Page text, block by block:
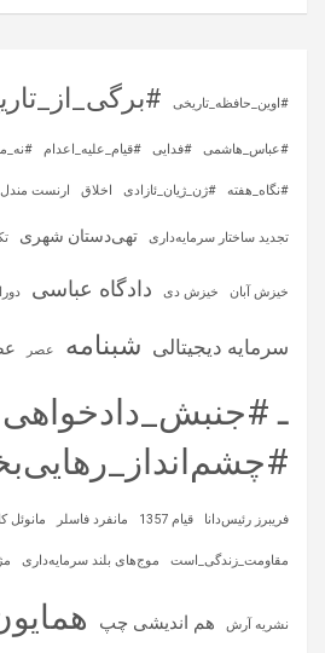
#اوین_حافظه_تاریخی
#عباس_هاشمی #فدایی #قیام_علیه_اعدام
#نگاه_هفته #ژن_ژیان_ئازادی اخلاق ارنست مندل
تجدید ساختار سرمایه‌داری تهی‌دستان شهری
خیزش آبان خیزش دی دادگاه عباسی
سرمایه‌ دیجیتالی شبنامه عصر
ـ #جنبش_دادخواهی
فریبرز رئیس‌دانا قیام 1357 مانفرد فاسلر مانوئل
مقاومت_زندگی_است موج‌های بلند سرمایه‌داری
نشریه آرش هم اندیشی چپ